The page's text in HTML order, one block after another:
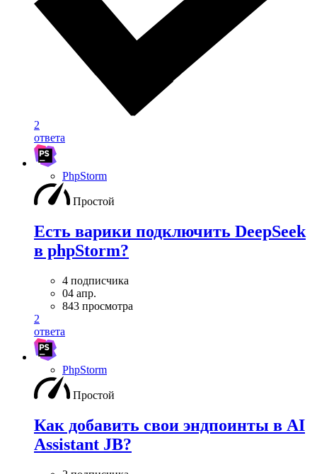
2
ответа
PhpStorm
Простой
Есть варики подключить DeepSeek
в phpStorm?
4 подписчика
04 апр.
843 просмотра
2
ответа
PhpStorm
Простой
Как добавить свои эндпоинты в AI
Assistant JB?